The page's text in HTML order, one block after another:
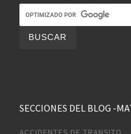
SECCIONES DEL BLOG -